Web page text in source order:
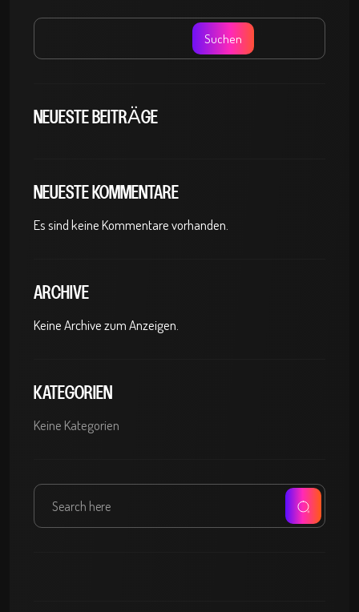
Suchen
NEUESTE BEITRÄGE
NEUESTE KOMMENTARE
Es sind keine Kommentare vorhanden.
ARCHIVE
Keine Archive zum Anzeigen.
KATEGORIEN
Keine Kategorien